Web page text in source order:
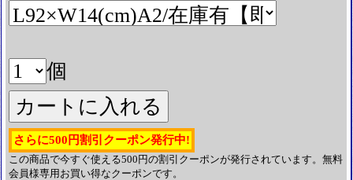
個
さらに500円割引クーポン発行中!
この商品で今すぐ使える500円の割引クーポンが発行されています。無料
会員様専用お買い得なクーポンです。